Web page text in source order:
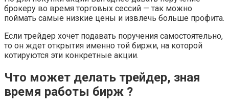
брокеру во время торговых сессий — так можно
поймать самые низкие цены и извлечь больше профита.
Если трейдер хочет подавать поручения самостоятельно,
то он ждет открытия именно той биржи, на которой
котируются эти конкретные акции.
Что может делать трейдер, зная
время работы бирж ?